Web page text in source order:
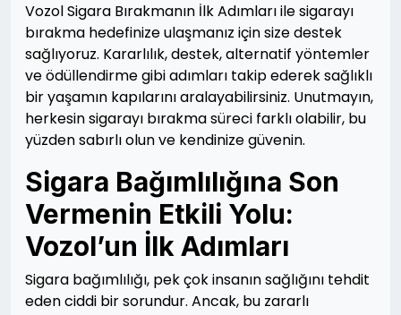
Vozol Sigara Bırakmanın İlk Adımları ile sigarayı
bırakma hedefinize ulaşmanız için size destek
sağlıyoruz. Kararlılık, destek, alternatif yöntemler
ve ödüllendirme gibi adımları takip ederek sağlıklı
bir yaşamın kapılarını aralayabilirsiniz. Unutmayın,
herkesin sigarayı bırakma süreci farklı olabilir, bu
yüzden sabırlı olun ve kendinize güvenin.
Sigara Bağımlılığına Son
Vermenin Etkili Yolu:
Vozol’un İlk Adımları
Sigara bağımlılığı, pek çok insanın sağlığını tehdit
eden ciddi bir sorundur. Ancak, bu zararlı